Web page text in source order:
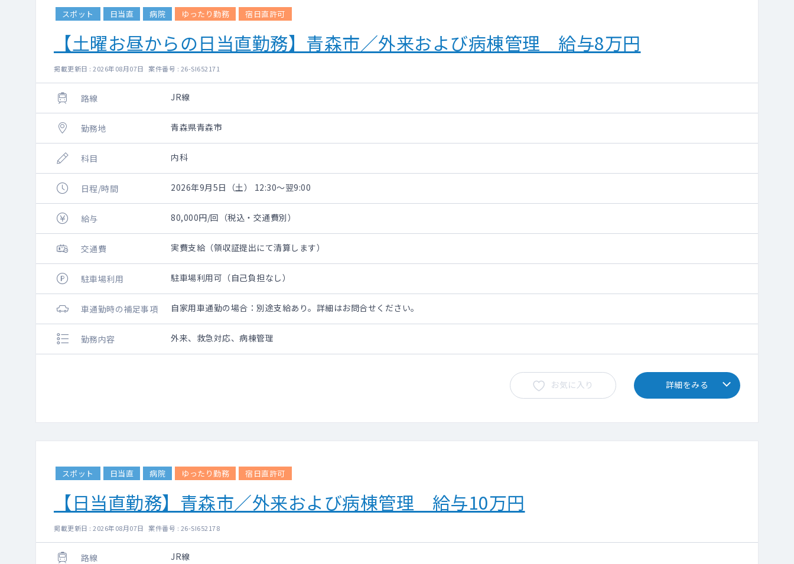
スポット 日当直 病院 ゆったり勤務 宿日直許可
【土曜お昼からの日当直勤務】青森市／外来および病棟管理 給与8万円
掲載更新日 : 2026年08月07日 案件番号 : 26-SI652171
路線 JR線
勤務地 青森県青森市
科目 内科
日程/時間 2026年9月5日（土） 12:30～翌9:00
給与 80,000円/回（税込・交通費別）
交通費 実費支給（領収証提出にて清算します）
駐車場利用 駐車場利用可（自己負担なし）
車通勤時の補足事項 自家用車通勤の場合：別途支給あり。詳細はお問合せください。
勤務内容 外来、救急対応、病棟管理
お気に入り 詳細をみる
スポット 日当直 病院 ゆったり勤務 宿日直許可
【日当直勤務】青森市／外来および病棟管理 給与10万円
掲載更新日 : 2026年08月07日 案件番号 : 26-SI652178
路線 JR線